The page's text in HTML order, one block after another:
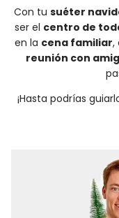
Con tu suéter
ser el centro de
en la cena familiar,
reunión con
¡Hasta podrías